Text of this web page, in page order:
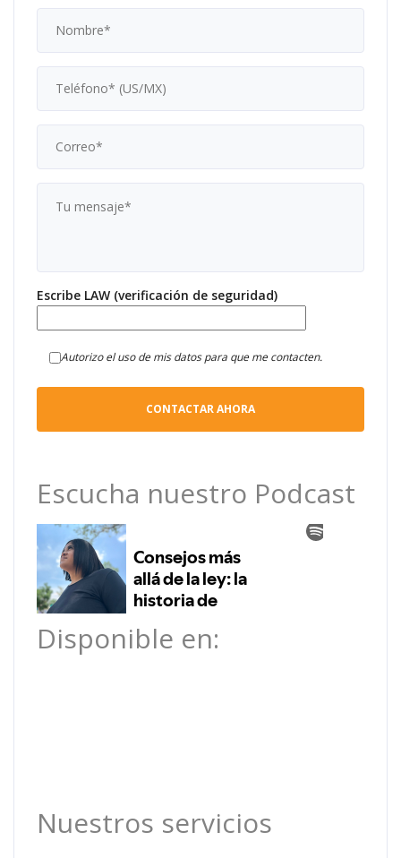
Escribe LAW (verificación de seguridad)
Autorizo el uso de mis datos para que me contacten.
Escucha nuestro Podcast
Disponible en:
Nuestros servicios